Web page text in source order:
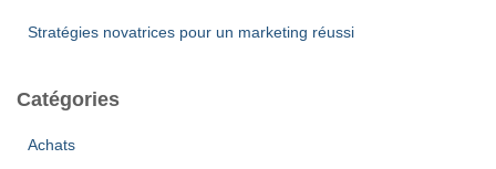
Stratégies novatrices pour un marketing réussi
Catégories
Achats